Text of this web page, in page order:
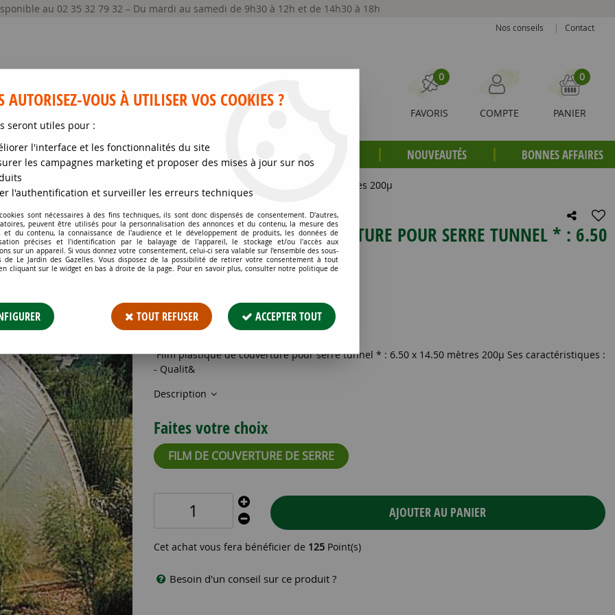
au 02 35 32 79 32 – Du mardi au samedi de 9h30 à 12h et de 14h30 à 18h
Nos conseils | Contact
0
FAVORIS COMPTE
0
PANIER
GRAINES ET SEMENCES MATÉRIELS NOUVEAUTÉS BONNES AFFAIRES
serre Film plastique de couverture pour serre tunnel * : 6.50 x 14.50 mètres 200µ
FILM PLASTIQUE DE COUVERTURE POUR SERRE TUNNEL * : 6.50
X 14.50 MÈTRES 200Μ
Soyez le premier à donner votre avis !
145,16 €TTC
Film plastique de couverture pour serre tunnel * : 6.50 x 14.50 mètres 200µ Ses caractéristiques :
- Qualit&
Description
Faites votre choix
FILM DE COUVERTURE DE SERRE
AJOUTER AU PANIER
Cet achat vous fera bénéficier de 125 Point(s)
Besoin d'un conseil sur ce produit ?
AUTORISEZ-VOUS À UTILISER VOS COOKIES ?
seront utiles pour :
l'interface et les fonctionnalités du site
les campagnes marketing et proposer des mises à jour sur nos
l'authentification et surveiller les erreurs techniques
sont nécessaires à des fins techniques, ils sont donc dispensés de consentement. D'autres,
peuvent être utilisés pour la personnalisation des annonces et du contenu, la mesure des
et du contenu, la connaissance de l'audience et le développement de produits, les données de
précises et l'identification par le balayage de l'appareil, le stockage et/ou l'accès aux
sur un appareil. Si vous donnez votre consentement, celui-ci sera valable sur l’ensemble des sous-
de Le Jardin des Gazelles. Vous disposez de la possibilité de retirer votre consentement à tout
cliquant sur le widget en bas à droite de la page. Pour en savoir plus, consulter notre politique de
TOUT REFUSER ACCEPTER TOUT